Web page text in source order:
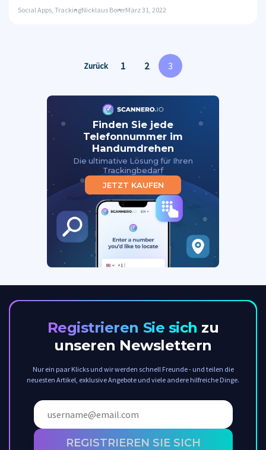
Social Apps TrackingNicklaus BorerMärz 31, 2022
Zurück 1 2 3
Finden Sie jede
Telefonnummer im
Handumdrehen
Die ultimative Lösung für Ihren
Trackingbedarf
JETZT KAUFEN
Registrieren Sie sich zu
unseren Newslettern
Nur ein paar Klicks und wir werden schnell Freunde - und teilen die
neuesten Artikel, exklusive Angebote und viele andere hilfreiche Dinge.
REGISTRIEREN SIE SICH